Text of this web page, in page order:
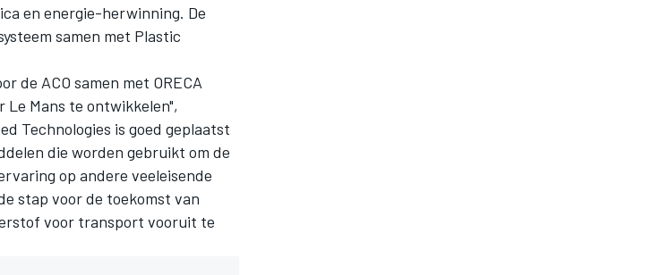
en energie-herwinning. De
samen met Plastic
de ACO samen met ORECA
Mans te ontwikkelen",
Technologies is goed geplaatst
die worden gebruikt om de
op andere veeleisende
stap voor de toekomst van
voor transport vooruit te